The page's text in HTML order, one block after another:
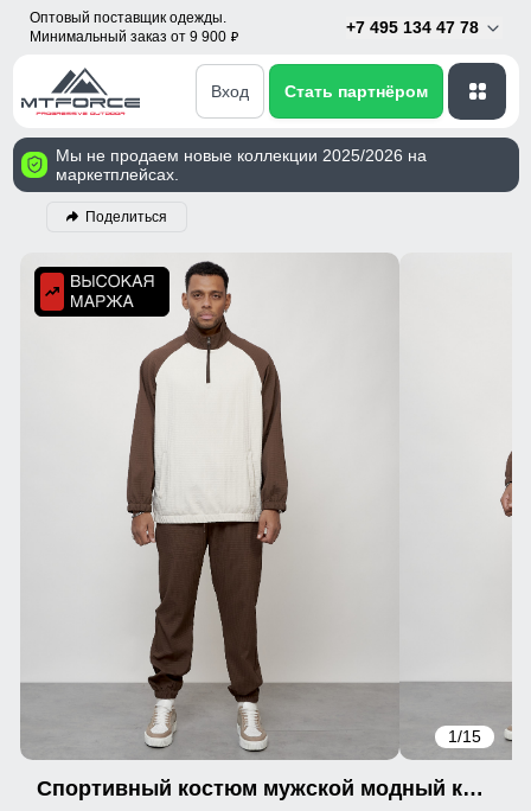
Оптовый поставщик одежды.
Минимальный заказ от 9 900 p
+7 495 134 47 78
Вход Стать партнёром
Мы не продаем новые коллекции 2025/2026 на
маркетплейсах.
Поделиться
1/15
Спортивный костюм мужской модный коричневого цвета 35021K